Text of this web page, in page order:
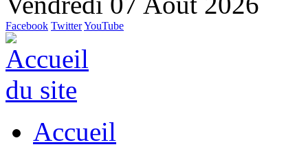
Facebook TwitterYouTube
Accueil